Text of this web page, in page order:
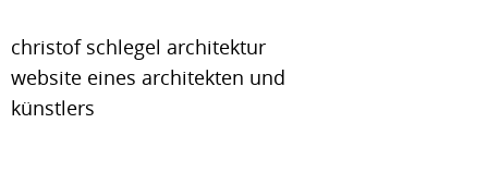
christof schlegel architektur
website eines architekten und
künstlers